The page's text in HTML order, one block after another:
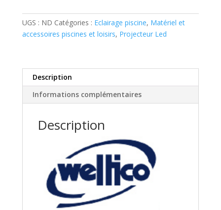
1
DE
WELTICO
UGS : ND Catégories : Eclairage piscine, Matériel et
accessoires piscines et loisirs, Projecteur Led
Description
Informations complémentaires
Description